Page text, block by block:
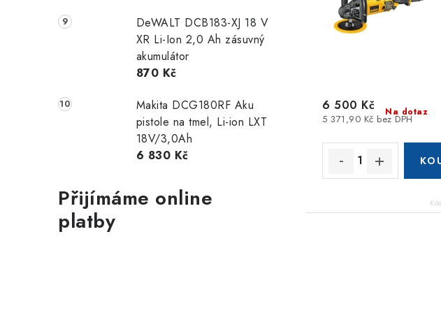
DeWALT DCB183-XJ 18 V
XR Li-Ion 2,0 Ah zásuvný
akumulátor
870 Kč
Makita DCG180RF Aku
pistole na tmel, Li-ion LXT
18V/3,0Ah
6 830 Kč
Přijímáme online
platby
Na dotaz
5 371,90 Kč bez DPH
6 500 Kč